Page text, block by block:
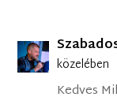
közelében
Kedves